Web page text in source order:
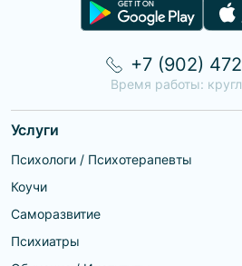
Услуги
Психологи / Психотерапевты
Коучи
Саморазвитие
Психиатры
+7 (902)
Время работы: